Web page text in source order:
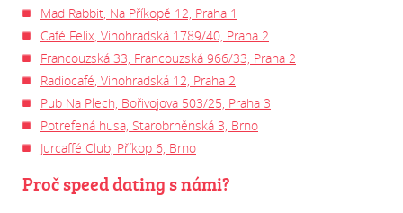
Mad Rabbit, Na Příkopě 12, Praha 1
Café Felix, Vinohradská 1789/40, Praha 2
Francouzská 33, Francouzská 966/33, Praha 2
Radiocafé, Vinohradská 12, Praha 2
Pub Na Plech, Bořivojova 503/25, Praha 3
Potrefená husa, Starobrněnská 3, Brno
Jurcaffé Club, Příkop 6, Brno
Proč speed dating s námi?